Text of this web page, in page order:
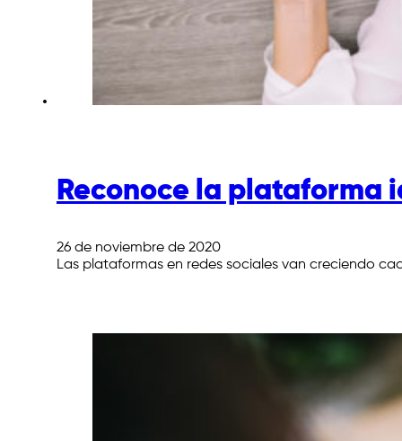
Reconoce la
26 de noviembre de 2020
Las plataformas en redes sociales van creciendo